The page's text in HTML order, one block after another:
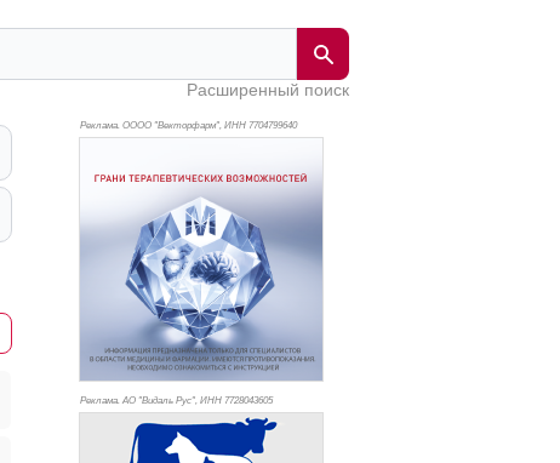
Расширенный поиск
Реклама. ОООО "Векторфарм", ИНН 7704799640
Реклама. АО "Видаль Рус", ИНН 7728043605